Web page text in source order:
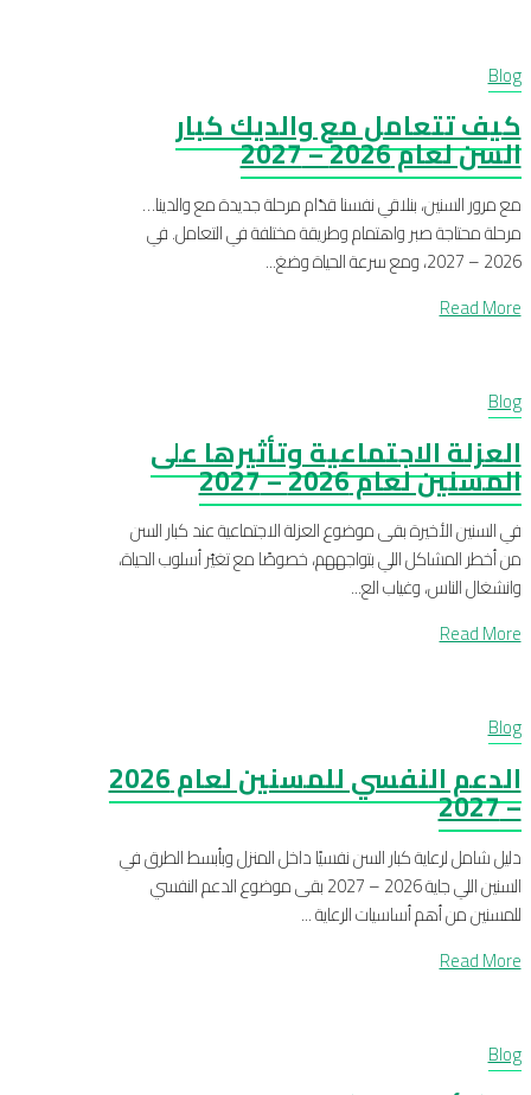
Blog
كيف تتعامل مع والديك كبار
السن لعام 2026 – 2027
مع مرور السنين، بنلاقي نفسنا قدّام مرحلة جديدة مع والدينا…
مرحلة محتاجة صبر واهتمام وطريقة مختلفة في التعامل. في
2026 – 2027، ومع سرعة الحياة وضغ...
Read More
Blog
العزلة الاجتماعية وتأثيرها على
المسنين لعام 2026 – 2027
في السنين الأخيرة بقى موضوع العزلة الاجتماعية عند كبار السن
من أخطر المشاكل اللي بتواجههم، خصوصًا مع تغيّر أسلوب الحياة،
وانشغال الناس، وغياب الع...
Read More
Blog
الدعم النفسي للمسنين لعام 2026
– 2027
دليل شامل لرعاية كبار السن نفسيًا داخل المنزل وبأبسط الطرق في
السنين اللي جاية 2026 – 2027 بقى موضوع الدعم النفسي
للمسنين من أهم أساسيات الرعاية ...
Read More
Blog